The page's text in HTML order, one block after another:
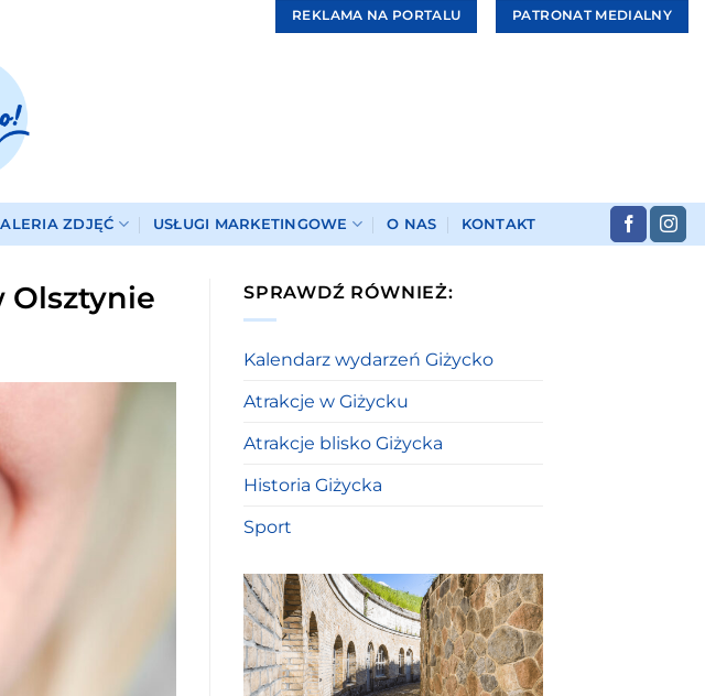
REKLAMA NA PORTALU PATRONAT MEDIALNY
ZDJĘĆ USŁUGI MARKETINGOWE O NAS KONTAKT
Olsztynie SPRAWDŹ RÓWNIEŻ:
Kalendarz wydarzeń Giżycko
Atrakcje w Giżycku
Atrakcje blisko Giżycka
Historia Giżycka
Sport